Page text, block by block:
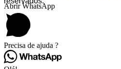
Abrir WhatsApp
Precisa de ajuda ?